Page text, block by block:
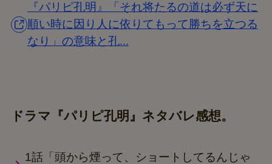
『パリピ孔明』「それ将たるの道は必ず天に
順い時に因り人に依りてもって勝ちを立つる
なり」の意味と孔...
ドラマ『パリピ孔明』ネタバレ感想。
1話「頭から煙って、ショートしてるんじゃ